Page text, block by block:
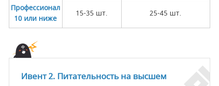
Профессионал
10 или ниже
15-35 шт. 25-45 шт.
Ивент 2. Питательность на высшем